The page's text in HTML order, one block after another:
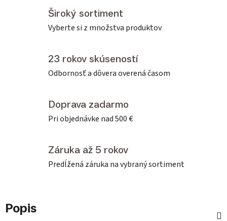
Široký sortiment
Vyberte si z množstva produktov
23 rokov skúseností
Odbornosť a dôvera overená časom
Doprava zadarmo
Pri objednávke nad 500 €
Záruka až 5 rokov
Predĺžená záruka na vybraný sortiment
Popis